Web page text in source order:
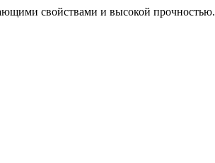
свойствами и высокой прочностью.